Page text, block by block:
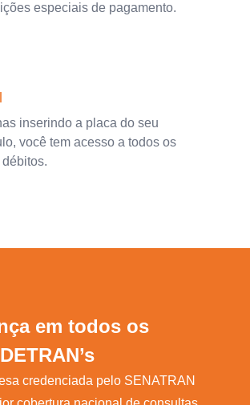
especiais de pagamento.
inserindo a placa do seu
você tem acesso a todos os
em todos os
DETRAN’s
credenciada pelo SENATRAN